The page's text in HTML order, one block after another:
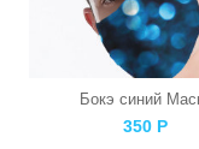
Бокэ синий
350 Р